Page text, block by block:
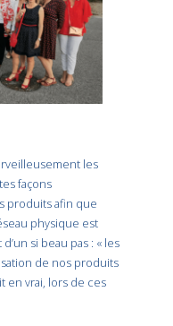
les
façons
produits afin que
physique est
si beau pas : « les
de nos produits
en vrai, lors de ces